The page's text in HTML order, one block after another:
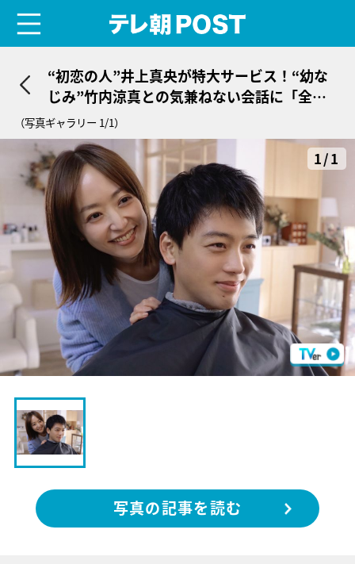
“初恋の人”井上真央が特大サービス！“幼な
じみ”竹内涼真との気兼ねない会話に「全て
がエモすぎる」＜ドラマ『再会』＞
（写真ギャラリー 1/1）
1/1
写真の記事を読む